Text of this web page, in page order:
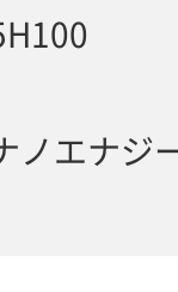
ノエナジ